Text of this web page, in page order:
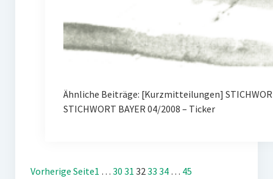
Ähnliche Beiträge: [Kurzmitteilungen]
STICHWORT BAYER 04/2008 – Ticker
Vorherige Seite1 … 30 31 32 33 34 … 45